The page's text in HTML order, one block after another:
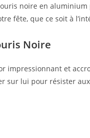
noire en
fête, que ce soit à
Noire
impressionnant et
sur lui pour résister